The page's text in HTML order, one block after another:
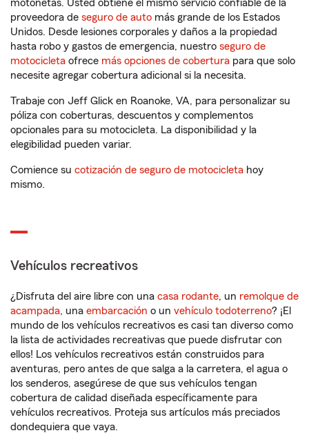
motonetas. Usted obtiene el mismo servicio confiable de la
proveedora de seguro de auto más grande de los Estados
Unidos. Desde lesiones corporales y daños a la propiedad
hasta robo y gastos de emergencia, nuestro seguro de
motocicleta ofrece más opciones de cobertura para que solo
necesite agregar cobertura adicional si la necesita.
Trabaje con Jeff Glick en Roanoke, VA, para personalizar su
póliza con coberturas, descuentos y complementos
opcionales para su motocicleta. La disponibilidad y la
elegibilidad pueden variar.
Comience su cotización de seguro de motocicleta hoy
mismo.
Vehículos recreativos
¿Disfruta del aire libre con una casa rodante, un remolque de
acampada, una embarcación o un vehículo todoterreno? ¡El
mundo de los vehículos recreativos es casi tan diverso como
la lista de actividades recreativas que puede disfrutar con
ellos! Los vehículos recreativos están construidos para
aventuras, pero antes de que salga a la carretera, el agua o
los senderos, asegúrese de que sus vehículos tengan
cobertura de calidad diseñada específicamente para
vehículos recreativos. Proteja sus artículos más preciados
dondequiera que vaya.